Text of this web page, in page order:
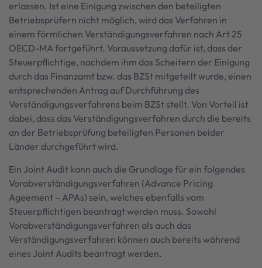
erlassen. Ist eine Einigung zwischen den beteiligten
Betriebsprüfern nicht möglich, wird das Verfahren in
einem förmlichen Verständigungsverfahren nach Art 25
OECD-MA fortgeführt. Voraussetzung dafür ist, dass der
Steuerpflichtige, nachdem ihm das Scheitern der Einigung
durch das Finanzamt bzw. das BZSt mitgeteilt wurde, einen
entsprechenden Antrag auf Durchführung des
Verständigungsverfahrens beim BZSt stellt. Von Vorteil ist
dabei, dass das Verständigungsverfahren durch die bereits
an der Betriebsprüfung beteiligten Personen beider
Länder durchgeführt wird.
Ein Joint Audit kann auch die Grundlage für ein folgendes
Vorabverständigungsverfahren (Advance Pricing
Ageement – APAs) sein, welches ebenfalls vom
Steuerpflichtigen beantragt werden muss. Sowohl
Vorabverständigungsverfahren als auch das
Verständigungsverfahren können auch bereits während
eines Joint Audits beantragt werden.